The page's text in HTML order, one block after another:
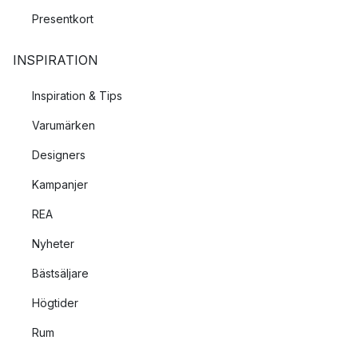
Presentkort
INSPIRATION
Inspiration & Tips
Varumärken
Designers
Kampanjer
REA
Nyheter
Bästsäljare
Högtider
Rum